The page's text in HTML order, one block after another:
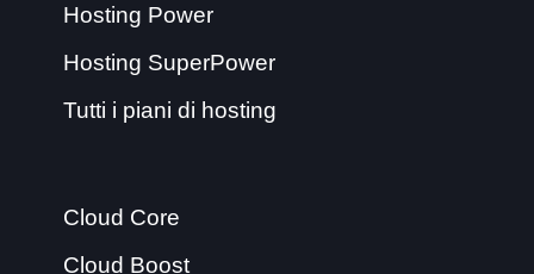
Hosting Power
Hosting SuperPower
Tutti i piani di hosting
Cloud Core
Cloud Boost